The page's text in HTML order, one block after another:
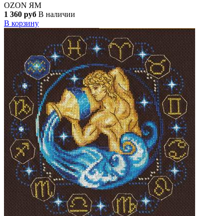
OZON ЯМ
1 360 руб В наличии
В корзину